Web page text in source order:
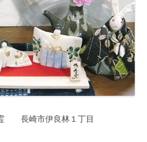
長崎市伊良林１丁目